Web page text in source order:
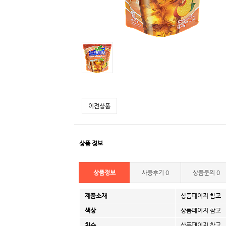
이전상품
상품 정보
상품정보 사용후기 0 상품문의 0
제품소재 상품페이지 참고
색상 상품페이지 참고